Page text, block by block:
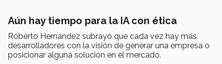
Aún hay tiempo para la IA con ética
Roberto Hernández subrayó que cada vez hay más
desarrolladores con la visión de generar una empresa o
posicionar alguna solución en el mercado.